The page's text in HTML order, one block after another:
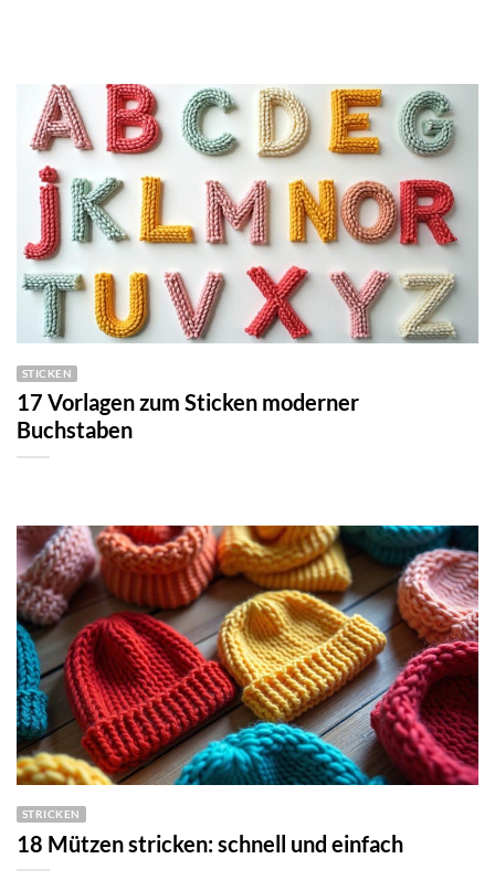
STICKEN
17 Vorlagen zum Sticken moderner
Buchstaben
STRICKEN
18 Mützen stricken: schnell und einfach